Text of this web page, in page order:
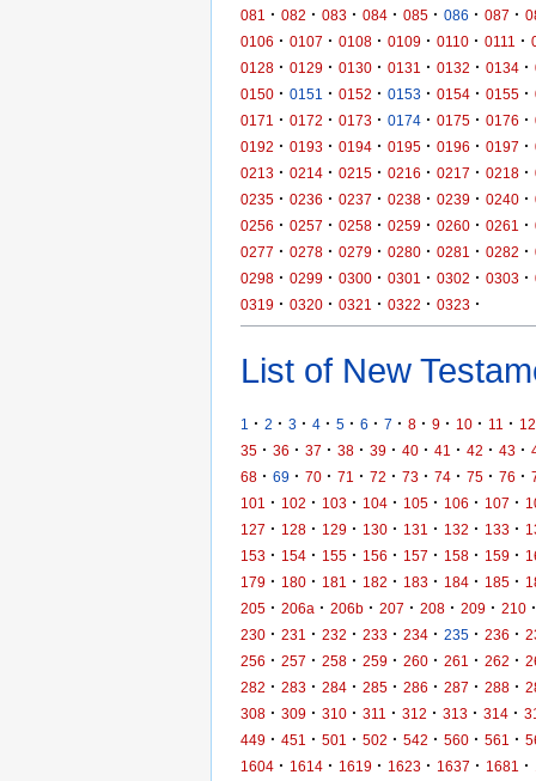
081
· 082 · 083 · 084 · 085 · 086 · 087 ·
0106 · 0107 · 0108 · 0109 · 0110 · 0111 ·
0128 · 0129 · 0130 · 0131 · 0132 · 0134 ·
0150 · 0151 · 0152 · 0153 · 0154 · 0155 ·
0171
· 0172 · 0173 · 0174 · 0175 · 0176 ·
0192 · 0193 · 0194 · 0195 · 0196 · 0197 ·
0213 · 0214 · 0215 · 0216 · 0217 · 0218 ·
0235 · 0236 · 0237 · 0238 · 0239 · 0240 ·
0256 · 0257 · 0258 · 0259 · 0260 · 0261 ·
0277 · 0278 · 0279 · 0280 · 0281 · 0282 ·
0298 · 0299 · 0300 · 0301 · 0302 · 0303 ·
0319 · 0320 · 0321 · 0322 · 0323 ·
List of New
1 · 2 · 3 · 4 · 5 · 6 · 7 · 8 · 9 · 10 · 11 · 12
35 · 36 · 37 · 38 · 39 · 40 · 41 · 42 · 43 ·
68 · 69 · 70 · 71 · 72 · 73 · 74 · 75 · 76 ·
101
· 102 · 103 · 104 · 105 · 106 · 107 ·
127 · 128 · 129 · 130 · 131 · 132 · 133 ·
153 · 154 · 155 · 156 · 157 · 158 · 159 ·
179 · 180 · 181 · 182 · 183 · 184 · 185 ·
205 · 206a · 206b · 207 · 208 · 209 · 210 ·
230 · 231 · 232 · 233 · 234 · 235 · 236 ·
256 · 257 · 258 · 259 · 260 · 261 · 262 ·
282 · 283 · 284 · 285 · 286 · 287 · 288 ·
308 · 309 · 310 · 311 · 312 · 313 · 314 ·
449 · 451 · 501 · 502 · 542 · 560 · 561 ·
1604 · 1614 · 1619 · 1623 · 1637 · 1681 ·